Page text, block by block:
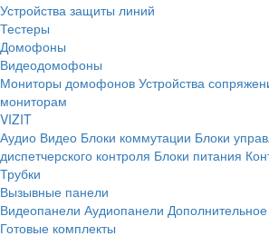
Устройства защиты линий
Тестеры
Домофоны
Видеодомофоны
Мониторы домофонов Устройства
мониторам
VIZIT
Аудио Видео Блоки коммутации Блоки
диспетчерского контроля Блоки питания
Трубки
Вызывные панели
Видеопанели Аудиопанели
Готовые комплекты